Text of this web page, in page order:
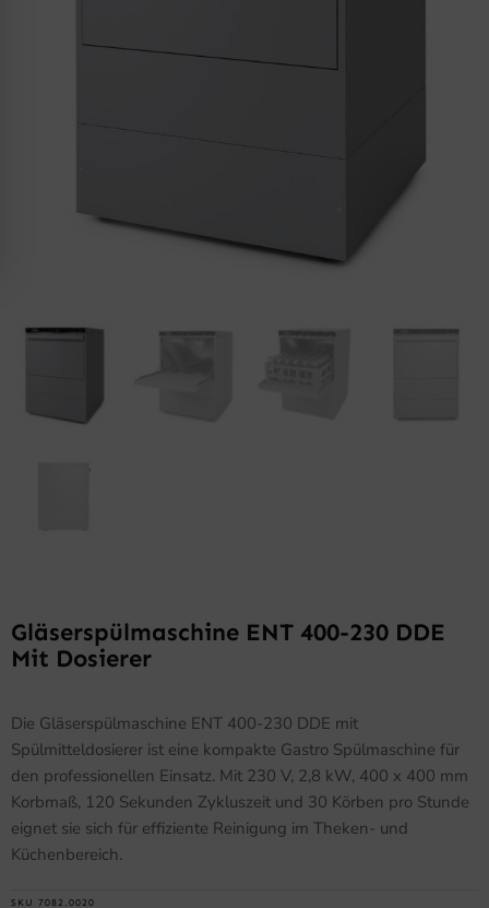
Gläserspülmaschine ENT 400-230 DDE
Mit Dosierer
Die Gläserspülmaschine ENT 400-230 DDE mit
Spülmitteldosierer ist eine kompakte Gastro Spülmaschine für
den professionellen Einsatz. Mit 230 V, 2,8 kW, 400 x 400 mm
Korbmaß, 120 Sekunden Zykluszeit und 30 Körben pro Stunde
eignet sie sich für effiziente Reinigung im Theken- und
Küchenbereich.
SKU 7082.0020